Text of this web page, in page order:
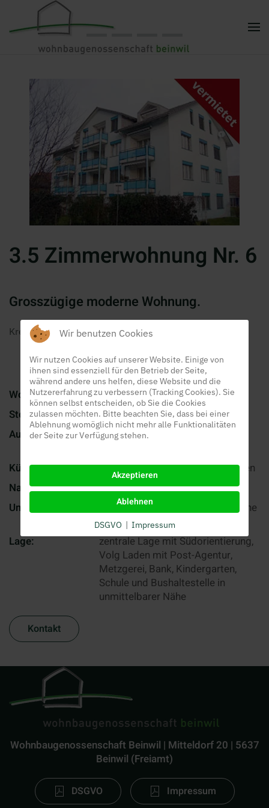
Zum Hauptinhalt springen
3.5 Zimmerwohnung Nr. 6
Grosszügige moderne Wohnung.
Kreuzäcker, 5637 Beinwil (Freiamt)
Wohnung:
3.5 Zimmer 80 m2
Stockwerk:
2. OG mit Lift
Ausbau:
heller, moderner Ausbau mit
Küche:
moderne Küche mit V-Zug Geräten
Nasszelle:
helles grosszügiges Bad
Umgebung:
eigener Sitzplatz, kinderfreundliche
Umgebung, Parkplätze
Lage:
zentrale Lage mit Südorientierung,
Volg Laden mit Post-Agentur,
Metzgerei, Bank, Kindergarten,
Schule und Bushaltestelle in
unmittelbarer Nähe
Kontakt
Wohnbaugenossenschaft Beinwil | Mitteldorf 20 | 5637
Beinwil (Freiamt)
DSGVO Impressum
Wir benutzen Cookies
Wir nutzen Cookies auf unserer Website. Einige von
ihnen sind essenziell für den Betrieb der Seite,
während andere uns helfen, diese Website und die
Nutzererfahrung zu verbessern (Tracking Cookies). Sie
können selbst entscheiden, ob Sie die Cookies
zulassen möchten. Bitte beachten Sie, dass bei einer
Ablehnung womöglich nicht mehr alle Funktionalitäten
der Seite zur Verfügung stehen.
Akzeptieren
Ablehnen
DSGVO | Impressum